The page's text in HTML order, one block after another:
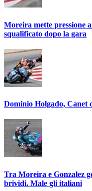
Moreira mette pressione
squalificato dopo la gara
Dominio Holgado, Canet
Tra Moreira e Gonzalez
brividi. Male gli italiani